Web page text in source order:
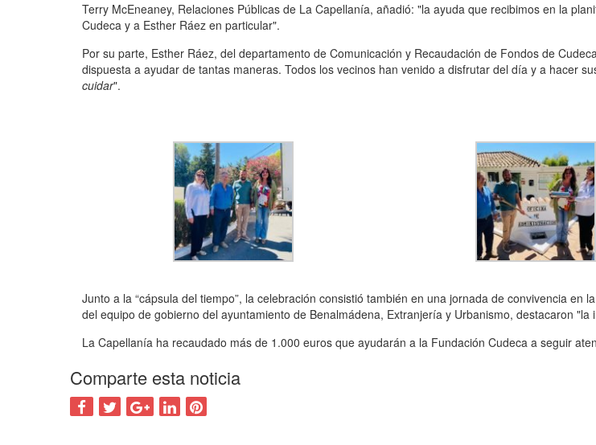
Terry McEneaney, Relaciones Públicas de La Capellanía, añadió: "la ayuda que recibimos en la
Cudeca y a Esther Ráez en particular".
Por su parte, Esther Ráez, del departamento de Comunicación y Recaudación de Fondos de
dispuesta a ayudar de tantas maneras. Todos los vecinos han venido a disfrutar del día y a hacer
cuidar".
Junto a la “cápsula del tiempo”, la celebración consistió también en una jornada de convivencia
del equipo de gobierno del ayuntamiento de Benalmádena, Extranjería y Urbanismo, destacaron
La Capellanía ha recaudado más de 1.000 euros que ayudarán a la Fundación Cudeca a seguir
Comparte esta noticia